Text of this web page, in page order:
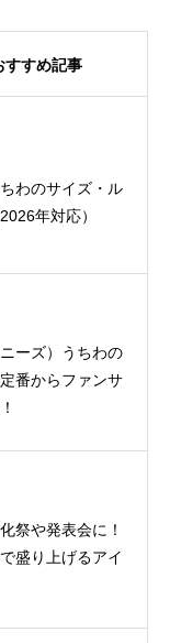
すすめ記事
わのサイズ・ル
年対応）
ーズ）うちわの
番からファンサ
祭や発表会に！
盛り上げるアイ
日が決定！大
2025』のヘ
特別公演を実施
懐玉・玉折- 全キ
解禁！
の全国ツアー12